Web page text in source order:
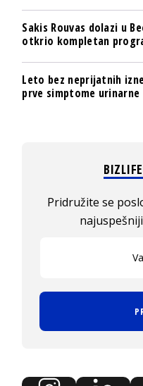
Sakis Rouvas dolazi u
otkrio kompletan
Leto bez neprijatnih
prve simptome
Pridružite se